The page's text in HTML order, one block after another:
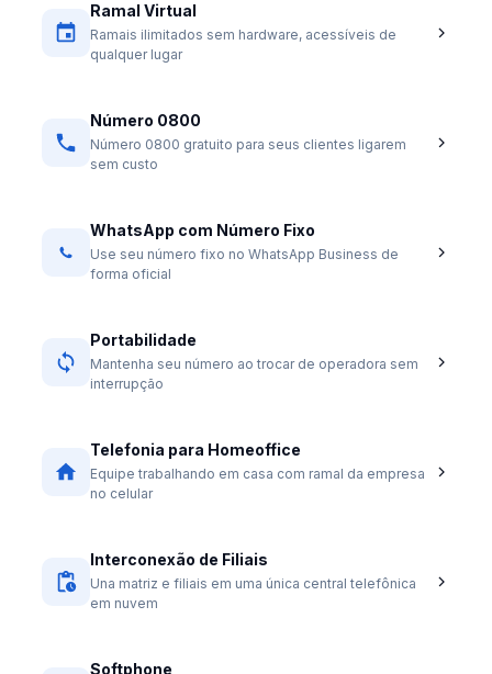
Ramal Virtual
Ramais ilimitados sem hardware, acessíveis de
qualquer lugar
Número 0800
Número 0800 gratuito para seus clientes ligarem
sem custo
WhatsApp com Número Fixo
Use seu número fixo no WhatsApp Business de
forma oficial
Portabilidade
Mantenha seu número ao trocar de operadora sem
interrupção
Telefonia para Homeoffice
Equipe trabalhando em casa com ramal da empresa
no celular
Interconexão de Filiais
Una matriz e filiais em uma única central telefônica
em nuvem
Softphone